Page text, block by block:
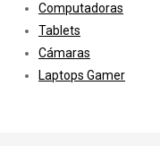
Computadoras
Tablets
Cámaras
Laptops Gamer